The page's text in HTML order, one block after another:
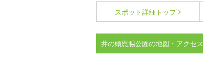
スポット詳細 トップ
井の頭恩賜公園の地図・アクセス